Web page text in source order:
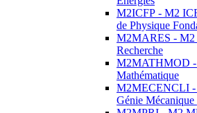
M2ICFP - M2
de Physique
M2MARES - M2
Recherche
M2MATHMOD -
Mathématique
M2MECENCLI
Génie